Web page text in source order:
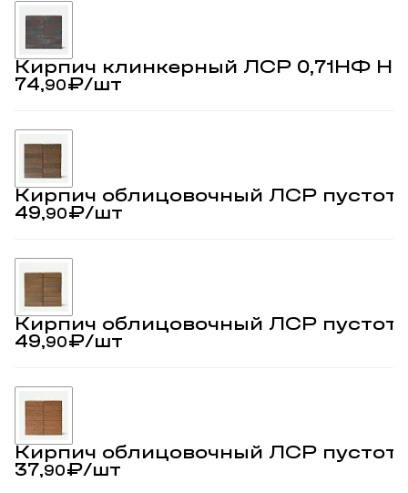
Кирпич клинкерный ЛСР 0,71НФ
74,90₽/шт
Кирпич облицовочный ЛСР
49,90₽/шт
Кирпич облицовочный ЛСР
49,90₽/шт
Кирпич облицовочный ЛСР
37,90₽/шт